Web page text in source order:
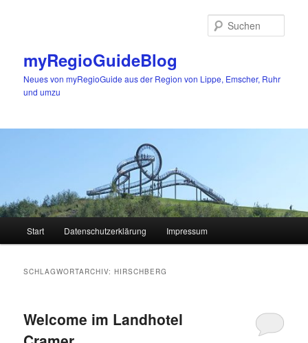
myRegioGuideBlog
Neues von myRegioGuide aus der Region von Lippe, Emscher, Ruhr
und umzu
Start Datenschutzerklärung Impressum
SCHLAGWORTARCHIV:HIRSCHBERG
Welcome im Landhotel